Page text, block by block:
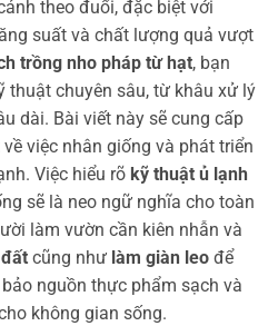
theo đuổi, đặc biệt với
suất và chất lượng quả vượt
trồng nho pháp từ hạt, bạn
thuật chuyên sâu, từ khâu xử lý
dài. Bài viết này sẽ cung cấp
việc nhân giống và phát triển
Việc hiểu rõ kỹ thuật ủ lạnh
sẽ là neo ngữ nghĩa cho toàn
làm vườn cần kiên nhẫn và
cũng như làm giàn leo để
nguồn thực phẩm sạch và
không gian sống.